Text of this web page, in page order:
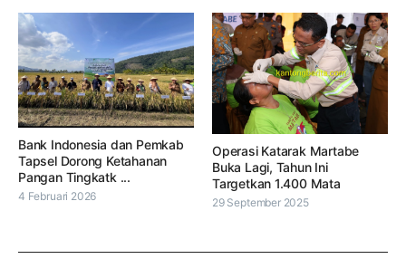
Bank Indonesia dan Pemkab
Tapsel Dorong Ketahanan
Pangan Tingkatk ...
4 Februari 2026
Operasi Katarak Martabe
Buka Lagi, Tahun Ini
Targetkan 1.400 Mata
29 September 2025